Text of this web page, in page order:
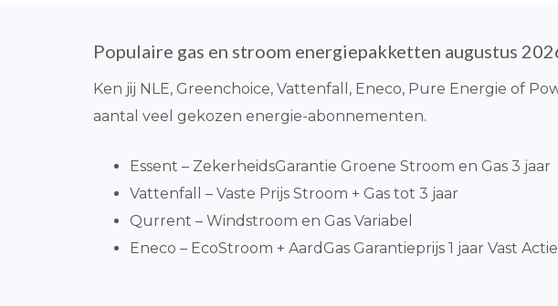
Populaire gas en stroom energiepakketten augustus
Ken jij NLE, Greenchoice, Vattenfall, Eneco, Pure Energie of
aantal veel gekozen energie-abonnementen.
Essent – ZekerheidsGarantie Groene Stroom en Gas 3 jaar
Vattenfall – Vaste Prijs Stroom + Gas tot 3 jaar
Qurrent – Windstroom en Gas Variabel
Eneco – EcoStroom + AardGas Garantieprijs 1 jaar Vast Actie